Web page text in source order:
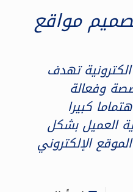
مواقع
تهدف
وفعالة
كبيرا
العميل بشكل
الإلكتروني